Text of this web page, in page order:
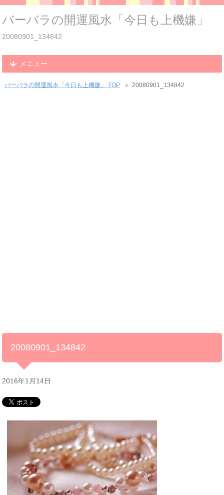
バーバラの開運風水「今日も上機嫌」
20080901_134842
メニュー
バーバラの開運風水「今日も上機嫌」 TOP 20080901_134842
20080901_134842
2016年1月14日